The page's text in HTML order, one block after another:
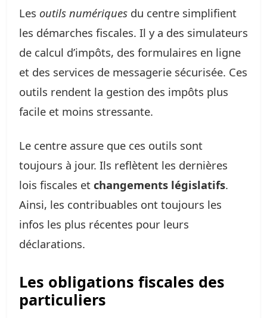
Les outils numériques du centre simplifient
les démarches fiscales. Il y a des simulateurs
de calcul d’impôts, des formulaires en ligne
et des services de messagerie sécurisée. Ces
outils rendent la gestion des impôts plus
facile et moins stressante.
Le centre assure que ces outils sont
toujours à jour. Ils reflètent les dernières
lois fiscales et changements législatifs.
Ainsi, les contribuables ont toujours les
infos les plus récentes pour leurs
déclarations.
Les obligations fiscales des
particuliers